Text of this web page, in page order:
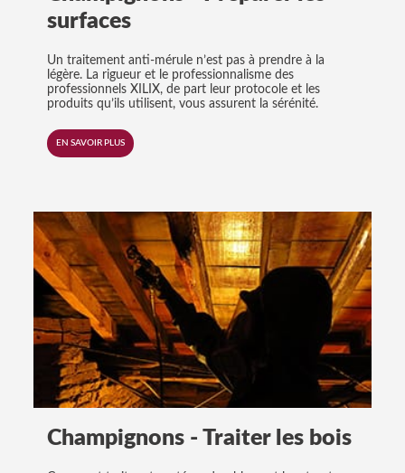
surfaces
Un traitement anti-mérule n’est pas à prendre à la
légère. La rigueur et le professionnalisme des
professionnels XILIX, de part leur protocole et les
produits qu’ils utilisent, vous assurent la sérénité.
EN SAVOIR PLUS
Champignons - Traiter les bois